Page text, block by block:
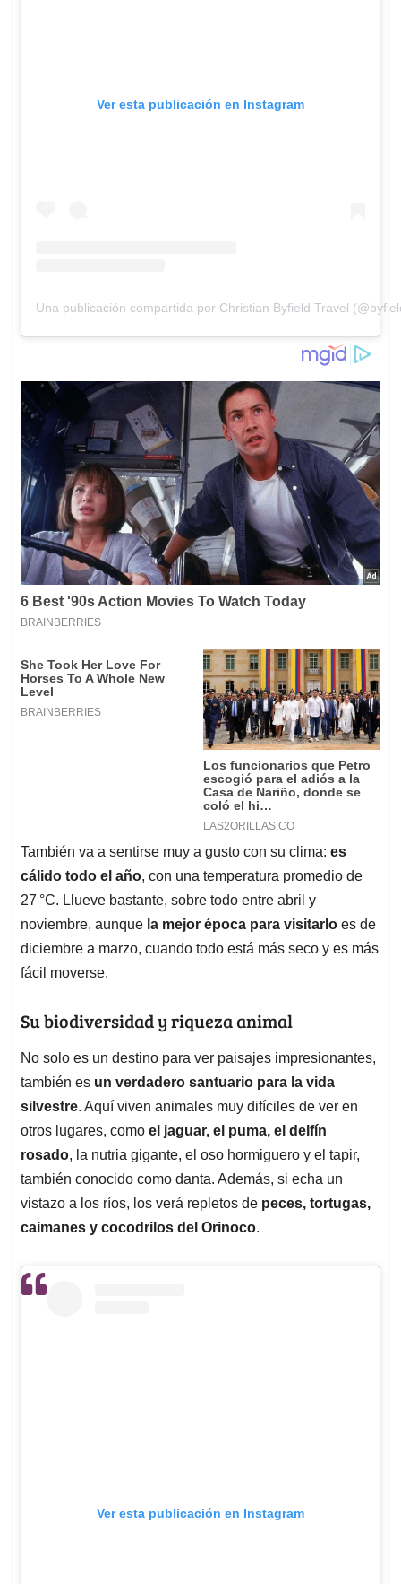
Ver esta publicación en Instagram
Una publicación compartida por Christian Byfield Travel
También va a sentirse muy a gusto con su clima: es
cálido todo el año, con una temperatura promedio de
27 °C. Llueve bastante, sobre todo entre abril y
noviembre, aunque la mejor época para visitarlo es de
diciembre a marzo, cuando todo está más seco y es más
fácil moverse.
Su biodiversidad y riqueza animal
No solo es un destino para ver paisajes impresionantes,
también es un verdadero santuario para la vida
silvestre. Aquí viven animales muy difíciles de ver en
otros lugares, como el jaguar, el puma, el delfín
rosado, la nutria gigante, el oso hormiguero y el tapir,
también conocido como danta. Además, si echa un
vistazo a los ríos, los verá repletos de peces, tortugas,
caimanes y cocodrilos del Orinoco.
Ver esta publicación en Instagram